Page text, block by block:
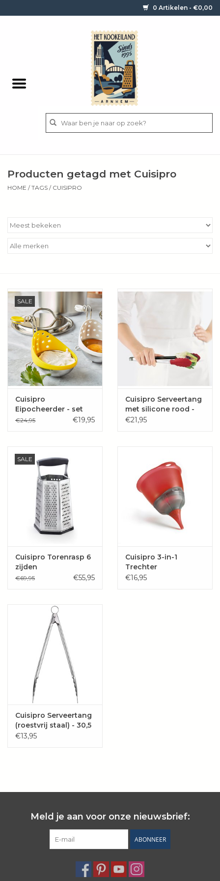
0 Artikelen - €0,00
Bestek
Aanbiedingen ✅
Cadeau idee
Zomer ☀️
Cadeaubonnen
Wie zijn wij?
Producten getagd met Cuisipro
HOME /TAGS / CUISIPRO
SALE
Cuisipro
Eipocheerder - set
van 2 stuks (wit en
€24,95 €19,95
Cuisipro Serveertang
met silicone rood -
24 cm
€21,95
SALE
Cuisipro Torenrasp 6
zijden
€69,95 €55,95
Cuisipro 3-in-1
Trechter
€16,95
Cuisipro Serveertang
(roestvrij staal) - 30,5
cm
€13,95
Meld je aan voor onze nieuwsbrief:
ABONNEER